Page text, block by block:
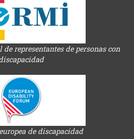
de representantes de personas con
de discapacidad